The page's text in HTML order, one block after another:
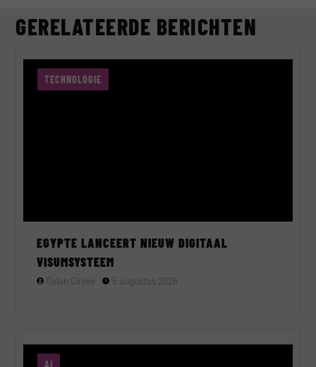
GERELATEERDE BERICHTEN
TECHNOLOGIE
EGYPTE LANCEERT NIEUW DIGITAAL
VISUMSYSTEEM
Dylan Cinjee 5 augustus 2026
AI